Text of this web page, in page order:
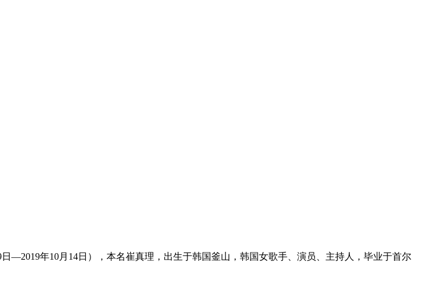
—2019年10月14日），本名崔真理，出生于韩国釜山，韩国女歌手、演员、主持人，毕业于首尔